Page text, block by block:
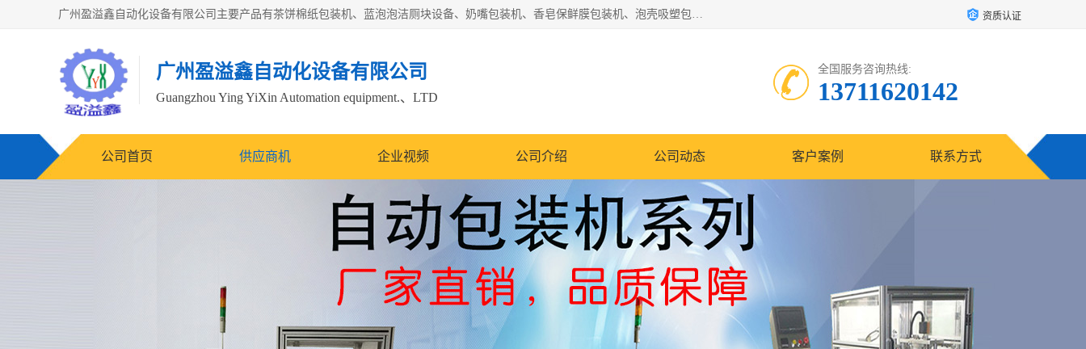
广州盈溢鑫自动化设备有限公司主要产品有茶饼棉纸包装机、蓝泡泡洁厕块设备、奶嘴包装机、香皂保鲜膜包装机、泡壳吸塑包装机、手工皂包装机、百褶机等产品，并根据客户要求生产非标自动化机械及生产线。欢迎广大客户来电咨询！ 资质认证
广州盈溢鑫自动化设备有限公司
Guangzhou Ying YiXin Automation equipment.、LTD
全国服务咨询热线:
13711620142
公司首页 供应商机 企业视频 公司介绍 公司动态 客户案例 联系方式